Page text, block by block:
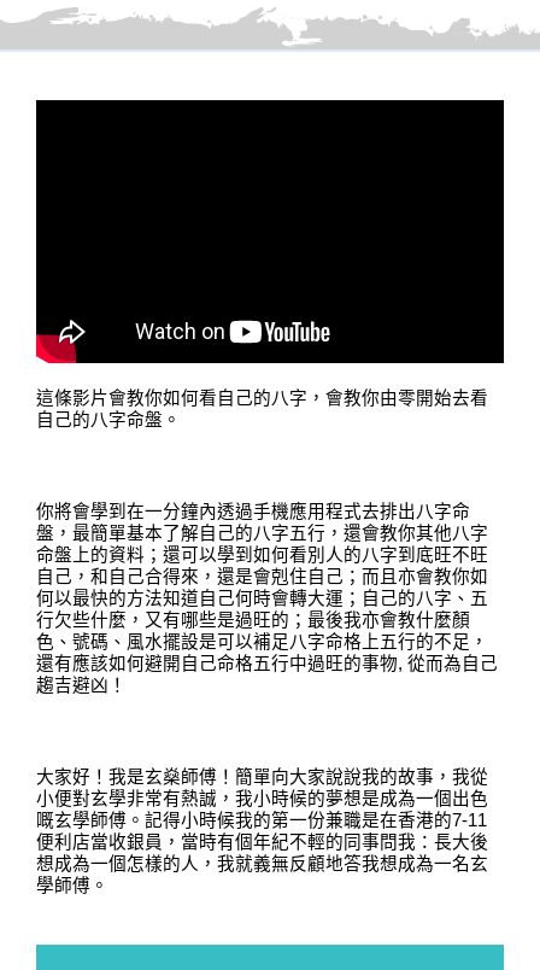
這條影片會教你如何看自己的八字 ， 會教你由零開始去看
自己的八字命盤 。
你將會學到在一分鐘內透過手機應用程式去排出八字命
盤，最簡單基本了解自己的八字五行 ， 還會教你其他八字
命盤上的資料 ； 還可以學到如何看別人的八字到底旺不旺
自己，和自己合得來，還是會剋住自己；而且亦會教你如
何以最快的方法知道自己何時會轉大運；自己的八字、五
行欠些什麼，又有哪些是過旺的；最後我亦會教什麼顏
色 、 號碼 、 風水擺設是可以補足八字命格上五行的不足 ，
還有應該如何避開自己命格五行中過旺的事物, 從而為自己
趨吉避凶 ！
大家好 ！ 我是玄燊師傅 ！ 簡單向大家說說我的故事 ， 我從
小便對玄學非常有熱誠，我小時候的夢想是成為一個出色
嘅玄學師傅 。 記得小時候我的第一份兼職是在香港的7-11
便利店當收銀員 ， 當時有個年紀不輕的同事問我：長大後
想成為一個怎樣的人，我就義無反顧地答我想成為一名玄
學師傅 。